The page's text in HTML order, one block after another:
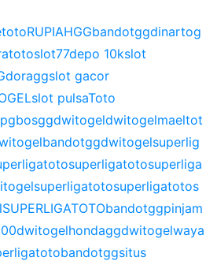
RUPIAHGGbandotggdinartog
slot77depo 10kslot
doraggslot gacor
slot pulsaToto
bosggdwitogeldwitogelmaeltot
bandotggdwitogelsuperlig
superligatotosuperliga
superligatotosuperligatotos
SUPERLIGATOTObandotggpinjam
dwitogelhondaggdwitogelwaya
bandotggsitus